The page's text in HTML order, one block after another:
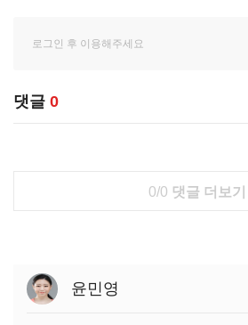
댓글 0
0/0 댓글 더보기
윤민영